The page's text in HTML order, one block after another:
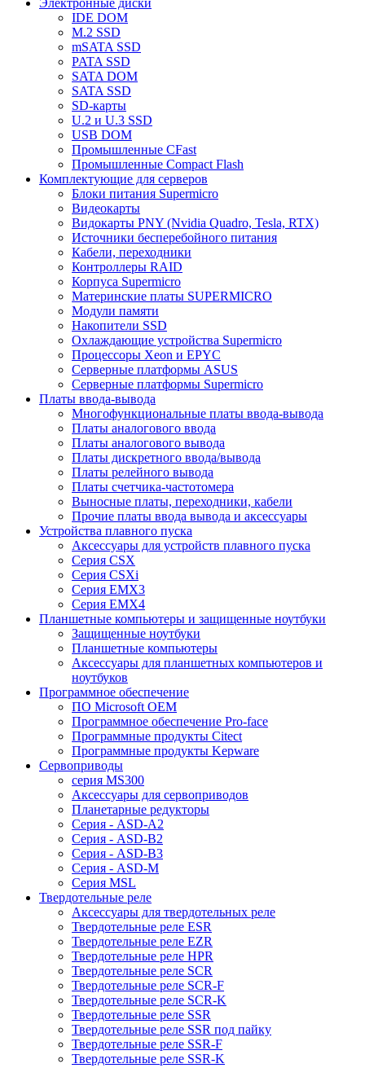
Электронные диски
IDE DOM
M.2 SSD
mSATA SSD
PATA SSD
SATA DOM
SATA SSD
SD-карты
U.2 и U.3 SSD
USB DOM
Промышленные CFast
Промышленные Compact Flash
Комплектующие для серверов
Блоки питания Supermicro
Видеокарты
Видокарты PNY (Nvidia Quadro, Tesla, RTX)
Источники бесперебойного питания
Кабели, переходники
Контроллеры RAID
Корпуса Supermicro
Материнские платы SUPERMICRO
Модули памяти
Накопители SSD
Охлаждающие устройства Supermicro
Процессоры Xeon и EPYC
Серверные платформы ASUS
Серверные платформы Supermicro
Платы ввода-вывода
Многофункциональные платы ввода-вывода
Платы аналогового ввода
Платы аналогового вывода
Платы дискретного ввода/вывода
Платы релейного вывода
Платы счетчика-частотомера
Выносные платы, переходники, кабели
Прочие платы ввода вывода и аксессуары
Устройства плавного пуска
Аксессуары для устройств плавного пуска
Серия CSX
Серия CSXi
Серия EMX3
Серия EMX4
Планшетные компьютеры и защищенные ноутбуки
Защищенные ноутбуки
Планшетные компьютеры
Аксессуары для планшетных компьютеров и
ноутбуков
Программное обеспечение
ПО Microsoft OEM
Программное обеспечение Pro-face
Программные продукты Citect
Программные продукты Kepware
Сервоприводы
серия MS300
Аксессуары для сервоприводов
Планетарные редукторы
Серия - ASD-A2
Серия - ASD-B2
Серия - ASD-B3
Серия - ASD-M
Серия MSL
Твердотельные реле
Аксессуары для твердотельных реле
Твердотельные реле ESR
Твердотельные реле EZR
Твердотельные реле HPR
Твердотельные реле SCR
Твердотельные реле SCR-F
Твердотельные реле SCR-K
Твердотельные реле SSR
Твердотельные реле SSR под пайку
Твердотельные реле SSR-F
Твердотельные реле SSR-K